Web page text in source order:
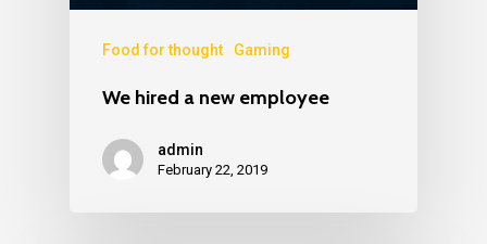
Food for thought Gaming
We hired a new employee
admin
February 22, 2019